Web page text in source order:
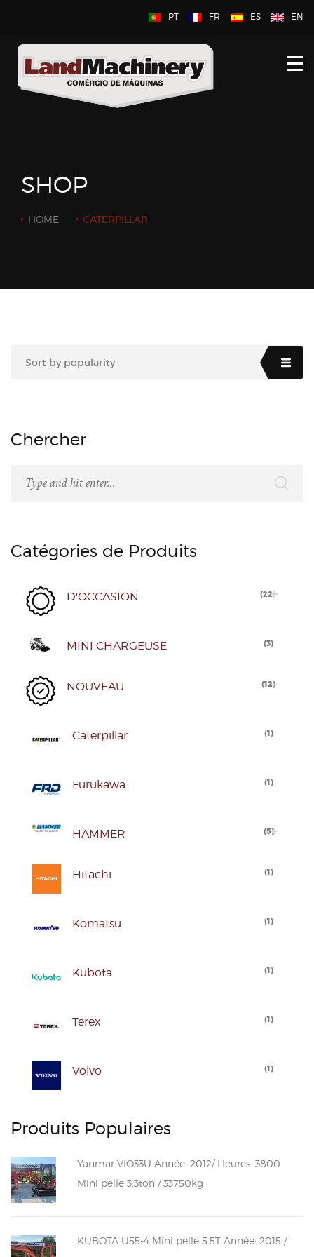
PT FR ES EN
HOME
À PROPOS DE NOUS
SHOP
HOME CATERPILLAR
Sort by popularity
Chercher
Catégories de Produits
D'OCCASION (22)
MINI CHARGEUSE (3)
NOUVEAU (12)
Caterpillar (1)
Furukawa (1)
HAMMER (5)
Hitachi (1)
Komatsu (1)
Kubota (1)
Terex (1)
Volvo (1)
Produits Populaires
Yanmar VIO33U Année: 2012/ Heures: 3800
Mini pelle 3.3ton / 33750kg
KUBOTA U55-4 Mini pelle 5.5T Année: 2015 /